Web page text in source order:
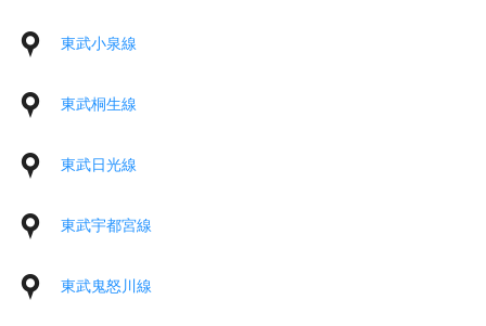
東武小泉線
東武桐生線
東武日光線
東武宇都宮線
東武鬼怒川線